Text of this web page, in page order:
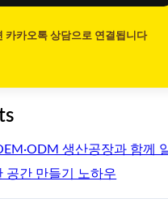
카카오톡 상담으로 연결됩니다
생산공장과 함께
공간 만들기 노하우